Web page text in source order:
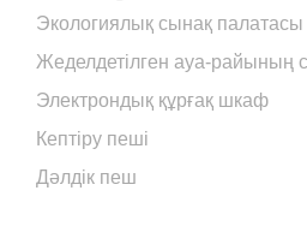
Экологиялық сынақ палатасы
Жеделдетілген ауа-райының
Электрондық құрғақ шкаф
Кептіру пеші
Дәлдік пеш